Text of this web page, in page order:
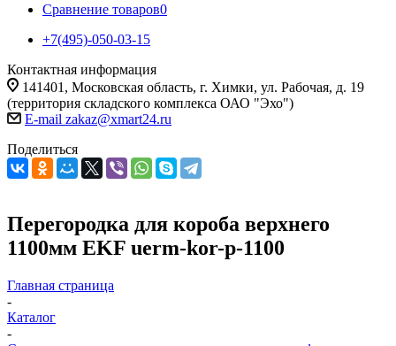
Сравнение товаров0
+7(495)-050-03-15
Контактная информация
141401, Московская область, г. Химки, ул. Рабочая, д. 19
(территория складского комплекса ОАО "Эхо")
E-mail zakaz@xmart24.ru
Поделиться
Перегородка для короба верхнего
1100мм EKF uerm-kor-p-1100
Главная страница
-
Каталог
-